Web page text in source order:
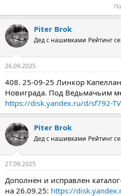
Piter Brok
Дед с нашивками Рейтинг
26.09.2025
408. 25-09-25 Линкор
Новиграда. Под Ведьмачьим
https://disk.yandex.ru/d/sf792-
Piter Brok
Дед с нашивками Рейтинг
27.09.2025
Дополнен и исправлен
на 26.09.25: https://